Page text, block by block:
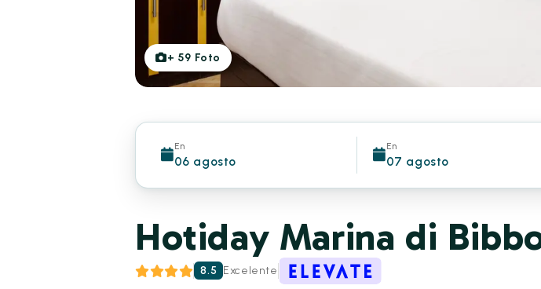
+ 59 Foto
En
06 agosto
En
07 agosto
Hotiday Marina di
8.5 Excelente